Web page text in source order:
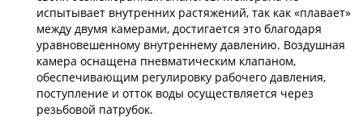
испытывает внутренних растяжений, так как «плавает»
между двумя камерами, достигается это благодаря
уравновешенному внутреннему давлению. Воздушная
камера оснащена пневматическим клапаном,
обеспечивающим регулировку рабочего давления,
поступление и отток воды осуществляется через
резьбовой патрубок.